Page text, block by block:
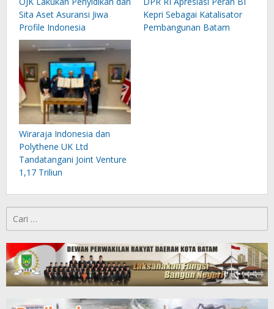
Sita Aset Asuransi Jiwa
Profile Indonesia
Kepri Sebagai Katalisator
Pembangunan Batam
Wiraraja Indonesia dan
Polythene UK Ltd
Tandatangani Joint Venture
1,17 Triliun
untuk: